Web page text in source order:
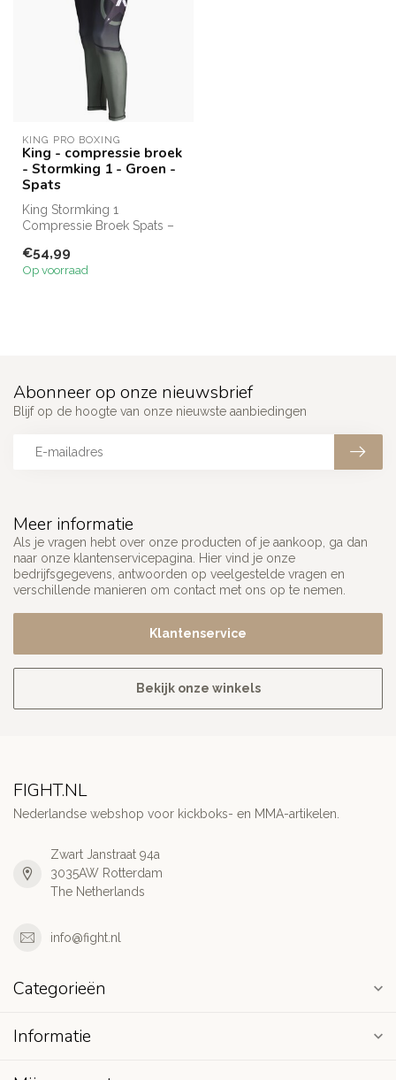
KING PRO BOXING
King - compressie broek
- Stormking 1 - Groen -
Spats
King Stormking 1
Compressie Broek Spats –
met ademend...
€54,99
Op voorraad
Meer informatie
Als je vragen hebt over onze producten of je aankoop, ga dan
naar onze klantenservicepagina. Hier vind je onze
bedrijfsgegevens, antwoorden op veelgestelde vragen en
verschillende manieren om contact met ons op te nemen.
Klantenservice
Bekijk onze winkels
Abonneer op onze nieuwsbrief
Blijf op de hoogte van onze nieuwste aanbiedingen
FIGHT.NL
Nederlandse webshop voor kickboks- en MMA-artikelen.
Zwart Janstraat 94a
3035AW Rotterdam
The Netherlands
info@fight.nl
Categorieën
Informatie